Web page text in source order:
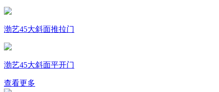
渤艺45大斜面推拉门
渤艺45大斜面平开门
查看更多